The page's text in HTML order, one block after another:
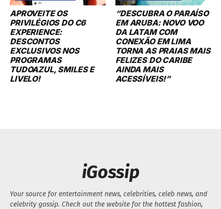
APROVEITE OS
PRIVILÉGIOS DO C6
EXPERIENCE:
DESCONTOS
EXCLUSIVOS NOS
PROGRAMAS
TUDOAZUL, SMILES E
LIVELO!
“DESCUBRA O PARAÍSO
EM ARUBA: NOVO VOO
DA LATAM COM
CONEXÃO EM LIMA
TORNA AS PRAIAS MAIS
FELIZES DO CARIBE
AINDA MAIS
ACESSÍVEIS!”
iGossip
Your source for entertainment news, celebrities, celeb news, and
celebrity gossip. Check out the website for the hottest fashion,